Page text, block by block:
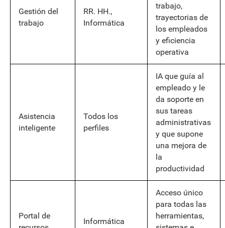
Gestión del
trabajo
RR. HH.,
Informática
trabajo,
trayectorias de
los empleados
y eficiencia
operativa
Asistencia
inteligente
Todos los
perfiles
IA que guía al
empleado y le
da soporte en
sus tareas
administrativas
y que supone
una mejora de
la
productividad
Portal de
Informática
Acceso único
para todas las
herramientas,